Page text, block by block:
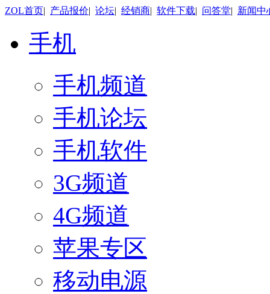
ZOL首页| 产品报价| 论坛| 经销商| 软件下载| 问答堂| 新闻中
手机
手机频道
手机论坛
手机软件
3G频道
4G频道
苹果专区
移动电源